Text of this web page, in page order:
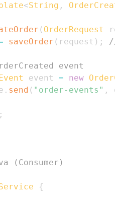
<String ,
( OrderRequest
saveOrder ( request ) ; //
event
event = new
. send ( "order-events" ,
;
(Consumer)
{